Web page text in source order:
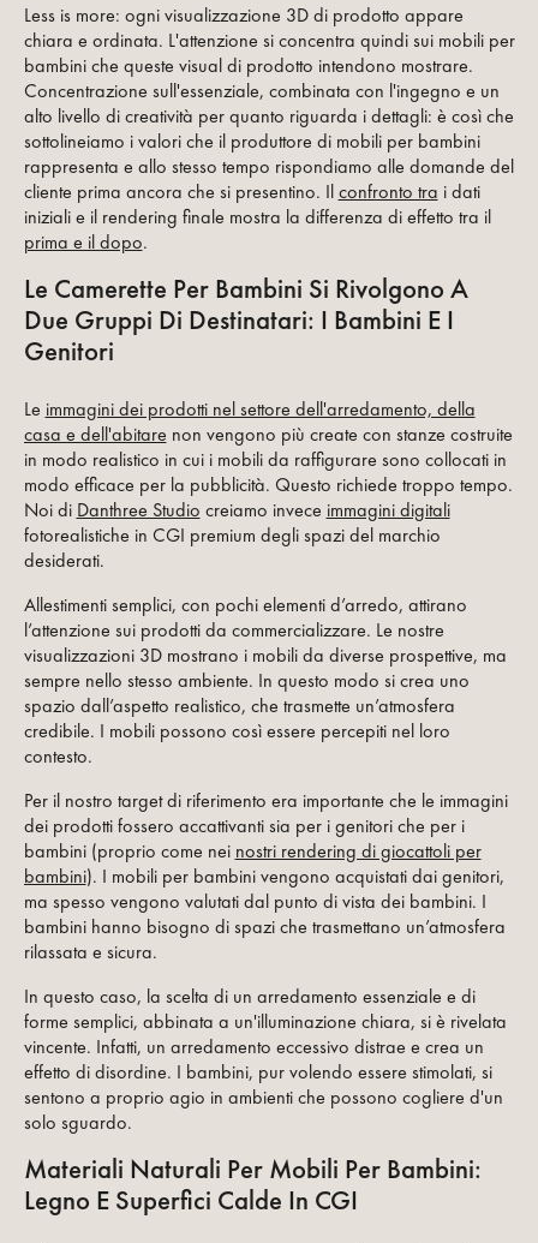
Less is more: ogni visualizzazione 3D di prodotto appare
chiara e ordinata. L'attenzione si concentra quindi sui mobili per
bambini che queste visual di prodotto intendono mostrare.
Concentrazione sull'essenziale, combinata con l'ingegno e un
alto livello di creatività per quanto riguarda i dettagli: è così che
sottolineiamo i valori che il produttore di mobili per bambini
rappresenta e allo stesso tempo rispondiamo alle domande del
cliente prima ancora che si presentino. Ilconfronto tra i dati
iniziali e il rendering finale mostra la differenza di effetto tra il
prima e il dopo.
Le Camerette Per Bambini Si Rivolgono A
Due Gruppi Di Destinatari: I Bambini E I
Genitori
Le immagini dei prodotti nel settore dell'arredamento, della
casa e dell'abitare non vengono più create con stanze costruite
in modo realistico in cui i mobili da raffigurare sono collocati in
modo efficace per la pubblicità. Questo richiede troppo tempo.
Noi di Danthree Studio creiamo invece immagini digitali
fotorealistiche in CGI premium degli spazi del marchio
desiderati.
Allestimenti semplici, con pochi elementi d’arredo, attirano
l’attenzione sui prodotti da commercializzare. Le nostre
visualizzazioni 3D mostrano i mobili da diverse prospettive, ma
sempre nello stesso ambiente. In questo modo si crea uno
spazio dall’aspetto realistico, che trasmette un’atmosfera
credibile. I mobili possono così essere percepiti nel loro
contesto.
Per il nostro target di riferimento era importante che le immagini
dei prodotti fossero accattivanti sia per i genitori che per i
bambini (proprio come nei nostri rendering di giocattoli per
bambini). I mobili per bambini vengono acquistati dai genitori,
ma spesso vengono valutati dal punto di vista dei bambini. I
bambini hanno bisogno di spazi che trasmettano un’atmosfera
rilassata e sicura.
In questo caso, la scelta di un arredamento essenziale e di
forme semplici, abbinata a un'illuminazione chiara, si è rivelata
vincente. Infatti, un arredamento eccessivo distrae e crea un
effetto di disordine. I bambini, pur volendo essere stimolati, si
sentono a proprio agio in ambienti che possono cogliere d'un
solo sguardo.
Materiali Naturali Per Mobili Per Bambini:
Legno E Superfici Calde In CGI